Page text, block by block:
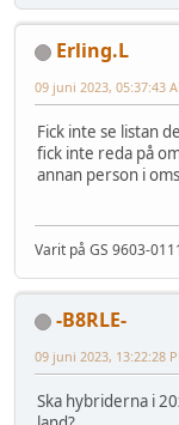
Erling.L
09 juni 2023, 05:37:43
Fick inte se listan
fick inte reda på
annan person i
Varit på GS 9603-
-B8RLE-
09 juni 2023, 13:22:28
Ska hybriderna i